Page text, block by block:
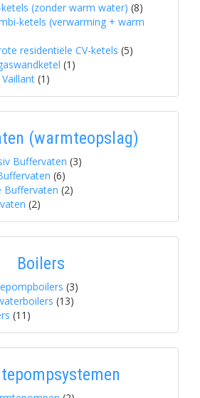
ketels (zonder warm water) (8)
ketels (verwarming + warm
residentiële CV-ketels (5)
(1)
(1)
(warmteopslag)
Buffervaten (3)
(6)
Buffervaten (2)
(2)
Boilers
(3)
(13)
(11)